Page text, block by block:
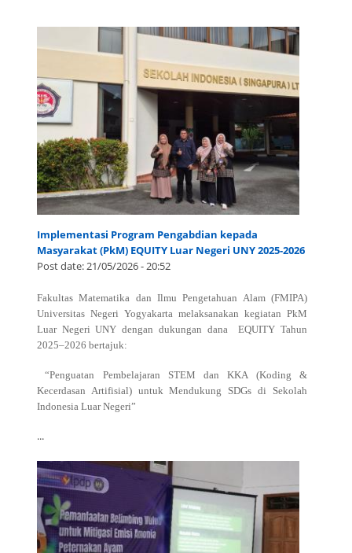
Implementasi Program Pengabdian kepada
Masyarakat (PkM) EQUITY Luar Negeri UNY 2025-2026
Post date:21/05/2026 - 20:52
Fakultas Matematika dan Ilmu Pengetahuan Alam (FMIPA)
Universitas Negeri Yogyakarta melaksanakan kegiatan PkM
Luar Negeri UNY dengan dukungan dana EQUITY Tahun
2025–2026 bertajuk:
“Penguatan Pembelajaran STEM dan KKA (Koding &
Kecerdasan Artifisial) untuk Mendukung SDGs di Sekolah
Indonesia Luar Negeri”
...